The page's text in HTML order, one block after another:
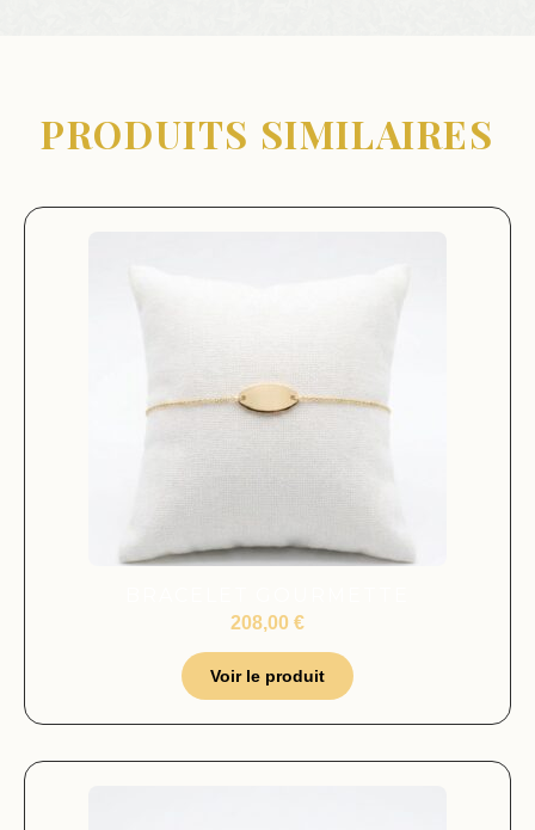
PRODUITS SIMILAIRES
208,00 €
Voir le produit